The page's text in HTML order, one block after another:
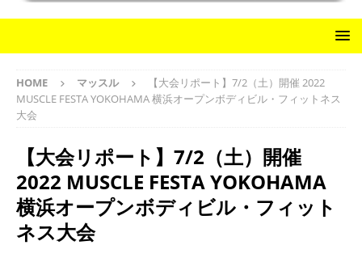
HOME マッスル
【大会リポート】7/2（土）開催 2022
MUSCLE FESTA YOKOHAMA 横浜オープンボディビル・フィットネス
大会
【大会リポート】7/2（土）開催
2022 MUSCLE FESTA YOKOHAMA
横浜オープンボディビル・フィット
ネス大会